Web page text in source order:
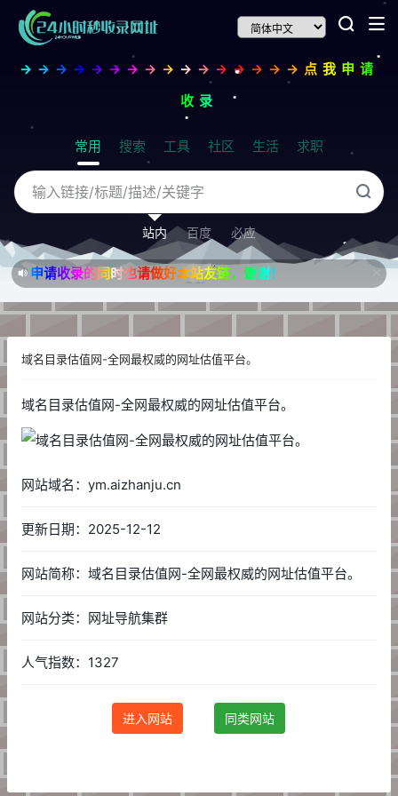
→→→→→→→→→→→→→→→→点我申请
收录
常用 搜索 工具 社区 生活 求职
站内 百度 必应
申请收录的同时也请做好本站友链，谢谢！
域名目录估值网-全网最权威的网址估值平台。
域名目录估值网-全网最权威的网址估值平台。
网站域名：ym.aizhanju.cn
更新日期：2025-12-12
网站简称：域名目录估值网-全网最权威的网址估值平台。
网站分类：网址导航集群
人气指数：1327
进入网站 同类网站